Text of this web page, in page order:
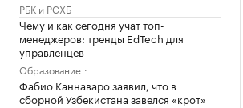
РБК и РСХБ
Чему и как сегодня учат топ-
менеджеров: тренды EdTech для
управленцев
Образование
Фабио Каннаваро заявил, что в
сборной Узбекистана завелся «крот»